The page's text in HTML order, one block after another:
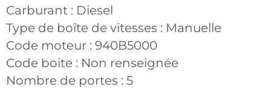
Carburant : Diesel
Type de boîte de vitesses : Manuelle
Code moteur : 940B5000
Code boite : Non renseignée
Nombre de portes : 5